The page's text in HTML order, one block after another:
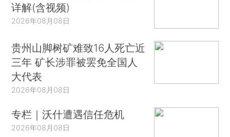
详解(含视频)
2026年08月08日
贵州山脚树矿难致16人死亡近
三年 矿长涉罪被罢免全国人
大代表
2026年08月08日
专栏｜沃什遭遇信任危机
2026年08月08日